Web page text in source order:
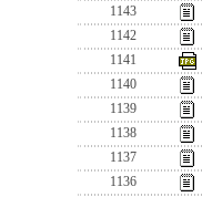
1143
1142
1141
1140
1139
1138
1137
1136